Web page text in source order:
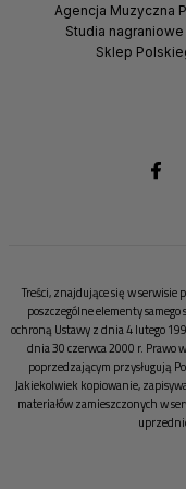
Agencja Muzyczna
Studia
Sklep
Treści, znajdujące się w serwisie
poszczególne elementy
ochroną Ustawy z dnia 4 lutego
dnia 30 czerwca 2000 r. Prawo
poprzedzającym przysługują
Jakiekolwiek kopiowanie,
materiałów zamieszczonych w